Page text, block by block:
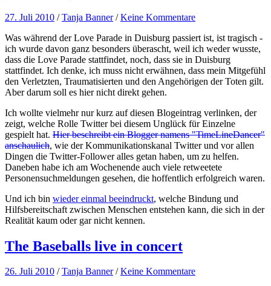
27. Juli 2010 /Tanja Banner /Keine Kommentare
Was während der Love Parade in Duisburg passiert ist, ist tragisch -
ich wurde davon ganz besonders überascht, weil ich weder wusste,
dass die Love Parade stattfindet, noch, dass sie in Duisburg
stattfindet. Ich denke, ich muss nicht erwähnen, dass mein Mitgefühl
den Verletzten, Traumatisierten und den Angehörigen der Toten gilt.
Aber darum soll es hier nicht direkt gehen.
Ich wollte vielmehr nur kurz auf diesen Blogeintrag verlinken, der
zeigt, welche Rolle Twitter bei diesem Unglück für Einzelne
gespielt hat. Hier beschreibt ein Blogger namens "TimeLineDancer"
anschaulich, wie der Kommunikationskanal Twitter und vor allen
Dingen die Twitter-Follower alles getan haben, um zu helfen.
Daneben habe ich am Wochenende auch viele retweetete
Personensuchmeldungen gesehen, die hoffentlich erfolgreich waren.
Und ich bin wieder einmal beeindruckt, welche Bindung und
Hilfsbereitschaft zwischen Menschen entstehen kann, die sich in der
Realität kaum oder gar nicht kennen.
The Baseballs live in concert
26. Juli 2010 /Tanja Banner /Keine Kommentare